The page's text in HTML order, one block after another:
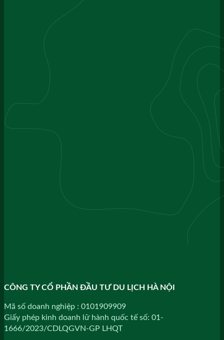
CÔNG TY CỔ PHẦN ĐẦU TƯ DU LỊCH HÀ NỘI
Mã số doanh nghiệp : 0101909909
Giấy phép kinh doanh lữ hành quốc tế số: 01-
1666/2023/CDLQGVN-GP LHQT